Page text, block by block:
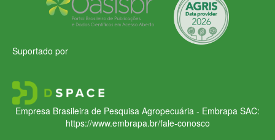
Suportado por
Empresa Brasileira de Pesquisa Agropecuária - Embrapa SAC:
https://www.embrapa.br/fale-conosco